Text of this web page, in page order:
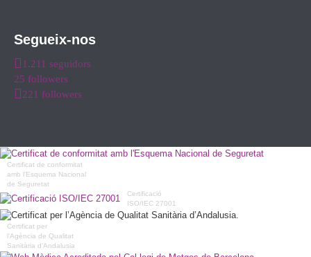
Segueix-nos
1.211 seguidors
25 followers
221 followers
Certificat de conformitat
amb l'Esquema Nacional
de Seguretat
Certificació
ISO/IEC 27001
Certificat per
l’Agència de Qualitat
Sanitària d’Andalusia